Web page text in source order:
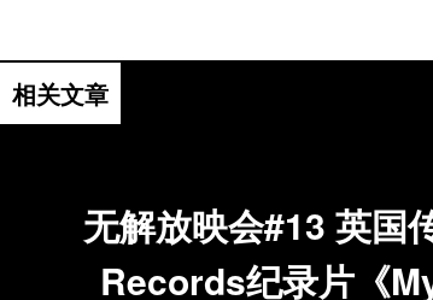
相关文章
无解放映会#13 英国
Records纪录片《
无解放映会